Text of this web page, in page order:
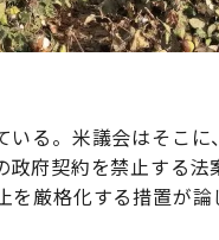
る。米議会はそこ
府契約を禁止する
厳格化する措置が論